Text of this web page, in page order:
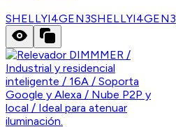
SHELLYI4GEN3SHELLYI4GEN3